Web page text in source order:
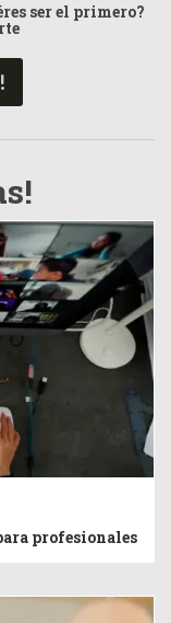
ser el primero?
profesionales